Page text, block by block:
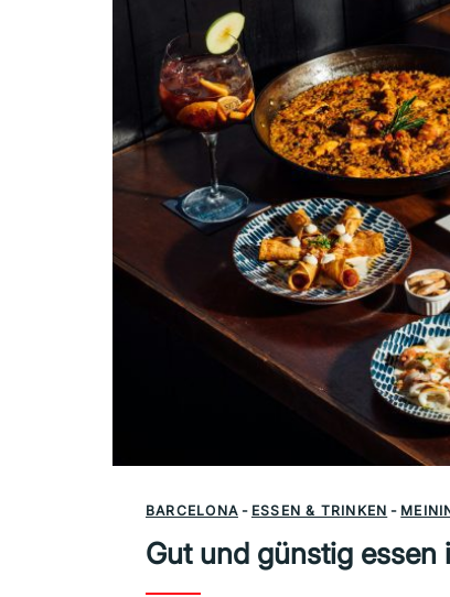
BARCELONA- ESSEN & TRINKEN -
Gut und günstig essen